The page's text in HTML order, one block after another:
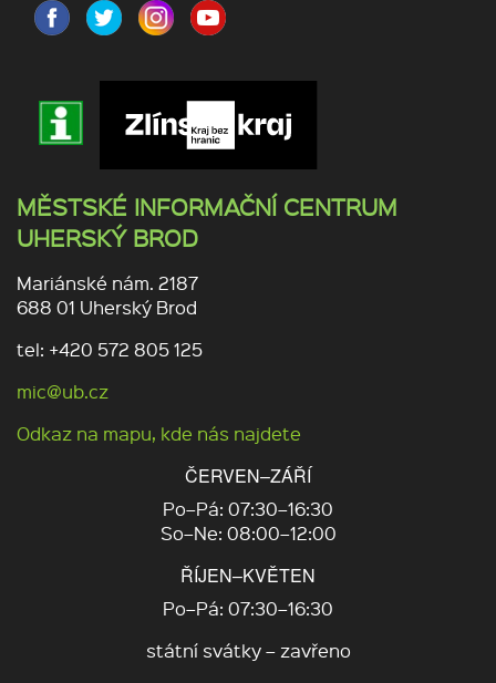
MĚSTSKÉ INFORMAČNÍ CENTRUM
UHERSKÝ BROD
Mariánské nám. 2187
688 01 Uherský Brod
tel: +420 572 805 125
mic@ub.cz
Odkaz na mapu, kde nás najdete
ČERVEN–ZÁŘÍ
Po–Pá: 07:30–16:30
So–Ne: 08:00–12:00
ŘÍJEN–KVĚTEN
Po–Pá: 07:30–16:30
státní svátky – zavřeno